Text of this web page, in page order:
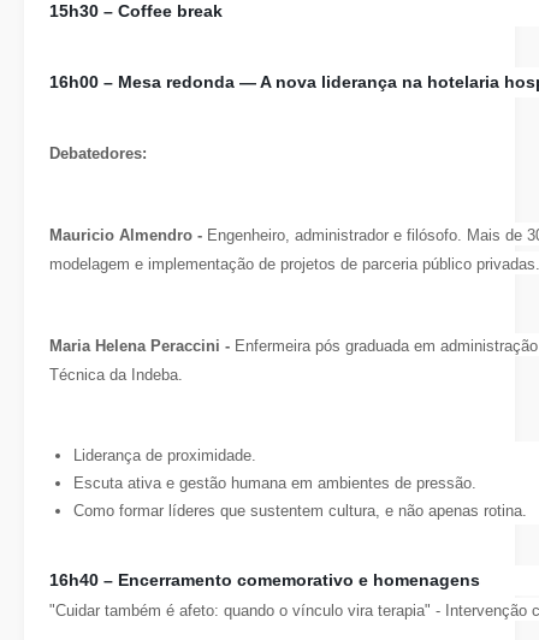
15h30 – Coffee break
16h00 – Mesa redonda — A nova liderança na hotelaria
Debatedores:
Mauricio Almendro - Engenheiro, administrador e filósofo. Mais de
modelagem e implementação de projetos de parceria público privadas.
Maria Helena Peraccini - Enfermeira pós graduada em
Técnica da Indeba.
Liderança de proximidade.
Escuta ativa e gestão humana em ambientes de pressão.
Como formar líderes que sustentem cultura, e não apenas rotina.
16h40 – Encerramento comemorativo e homenagens
"Cuidar também é afeto: quando o vínculo vira terapia" - Intervenção